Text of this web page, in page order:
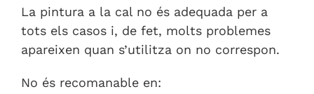
La pintura a la cal no és adequada per a
tots els casos i, de fet, molts problemes
apareixen quan s’utilitza on no correspon.
No és recomanable en: